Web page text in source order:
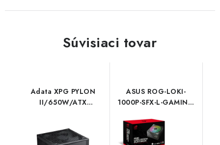
Súvisiaci tovar
Adata XPG PYLON
II/650W/ATX
PYLONII650B-BKCEU
ASUS ROG-LOKI-
1000P-SFX-L-GAMING
Asus